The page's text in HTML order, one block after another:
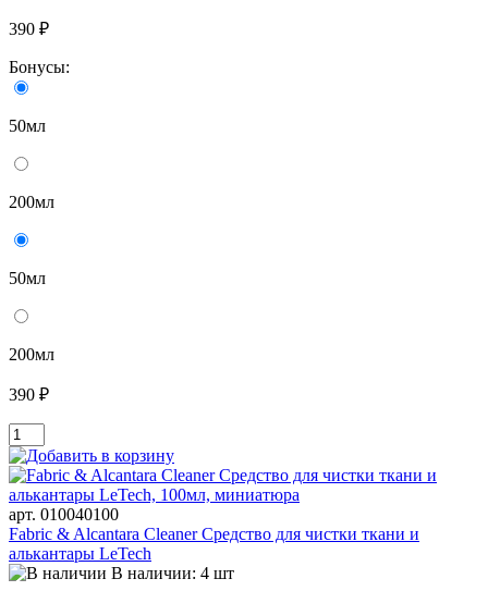
390 ₽
Бонусы:
50мл
200мл
50мл
200мл
390 ₽
арт. 010040100
Fabric & Alcantara Cleaner Средство для чистки ткани и
алькантары LeTech
В наличии: 4 шт